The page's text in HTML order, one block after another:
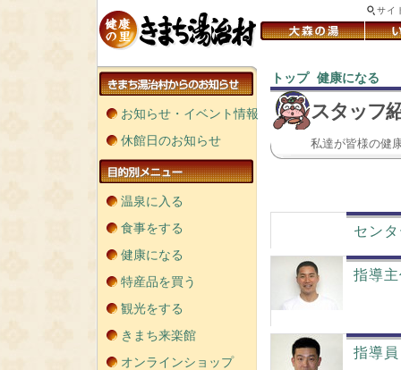
サイ
お知らせ・イベント情報
休館日のお知らせ
温泉に入る
食事をする
健康になる
特産品を買う
観光をする
きまち来楽館
オンラインショップ
トップ 健康になる
スタッフ
私達が皆様の健
セン
指導
指導